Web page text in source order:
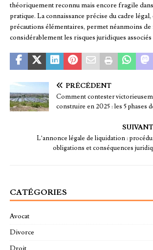
théoriquement reconnu mais encore fragile
pratique. La connaissance précise du cadre légal,
précautions élémentaires, permet néanmoins
considérablement les risques juridiques associés
PRÉCÉDENT
Comment contester
construire en 2025 : les 5 phases
SUIVANT
L’annonce légale de liquidation :
obligations et conséquences
CATÉGORIES
Avocat
Divorce